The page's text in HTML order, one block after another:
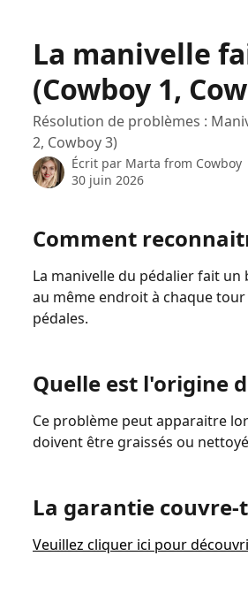
La manivelle
(Cowboy 1,
Résolution de problèmes :
2, Cowboy 3)
Écrit par Marta from Cowboy
30 juin 2026
Comment
La manivelle du pédalier fait
au même endroit à chaque
pédales.
Quelle est l'origine
Ce problème peut apparaitre
doivent être graissés ou
La garantie couvre-
Veuillez cliquer ici pour